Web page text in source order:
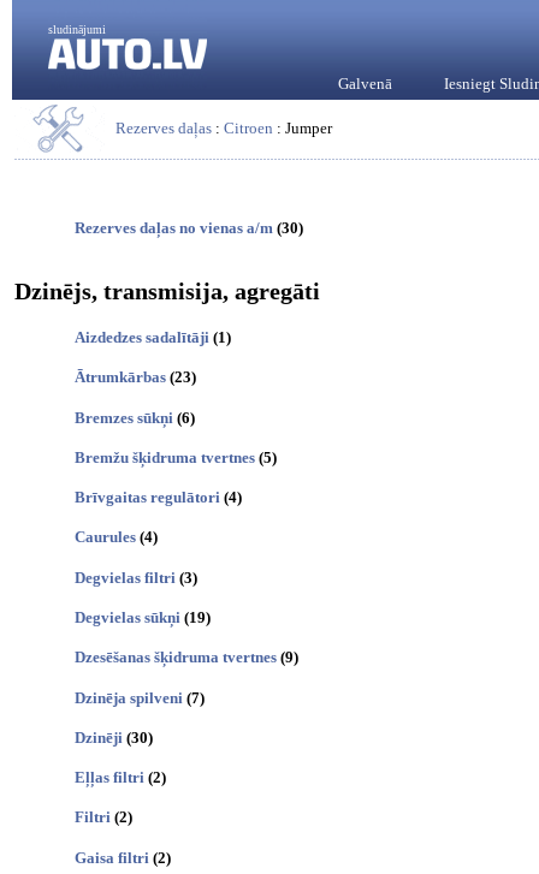
sludinājumi
Galvenā Iesniegt
Rezerves daļas : Citroen : Jumper
Rezerves daļas no vienas a/m (30)
Dzinējs, transmisija, agregāti
Aizdedzes sadalītāji (1)
Ātrumkārbas (23)
Bremzes sūkņi (6)
Bremžu šķidruma tvertnes (5)
Brīvgaitas regulātori (4)
Caurules (4)
Degvielas filtri (3)
Degvielas sūkņi (19)
Dzesēšanas šķidruma tvertnes (9)
Dzinēja spilveni (7)
Dzinēji (30)
Eļļas filtri (2)
Filtri (2)
Gaisa filtri (2)